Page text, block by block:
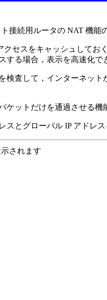
接続用ルータの NAT 機能
クセスをキャッシュしてお
する場合，表示を高速化で
検査して，インターネッ
ケットだけを通過させる機
スとグローバル IP アドレ
されます